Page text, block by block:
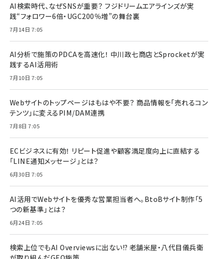
AI検索時代、なぜSNSが重要？ フジドリームエアラインズが実
践“フォロワー6倍・UGC200％増”の舞台裏
7月14日 7:05
AI分析で施策のPDCAを高速化！ 中川政七商店とSprocketが実
践するAI活用術
7月10日 7:05
Webサイトのトップページはもはや不要？ 商品情報を「売れるコン
テンツ」に変えるPIM/DAM連携
7月8日 7:05
ECビジネスに有効！ リピート促進や顧客満足度向上に直結する
「LINE通知メッセージ」とは？
6月30日 7:05
AI活用でWebサイトを優秀な営業担当者へ。BtoBサイト制作「5
つの新基準」とは？
6月24日 7:05
検索上位でもAI Overviewsに出ない!? 老舗米屋・八代目儀兵衛